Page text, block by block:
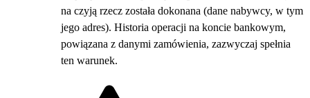
na czyją rzecz została dokonana (dane nabywcy, w tym
jego adres). Historia operacji na koncie bankowym,
powiązana z danymi zamówienia, zazwyczaj spełnia
ten warunek.